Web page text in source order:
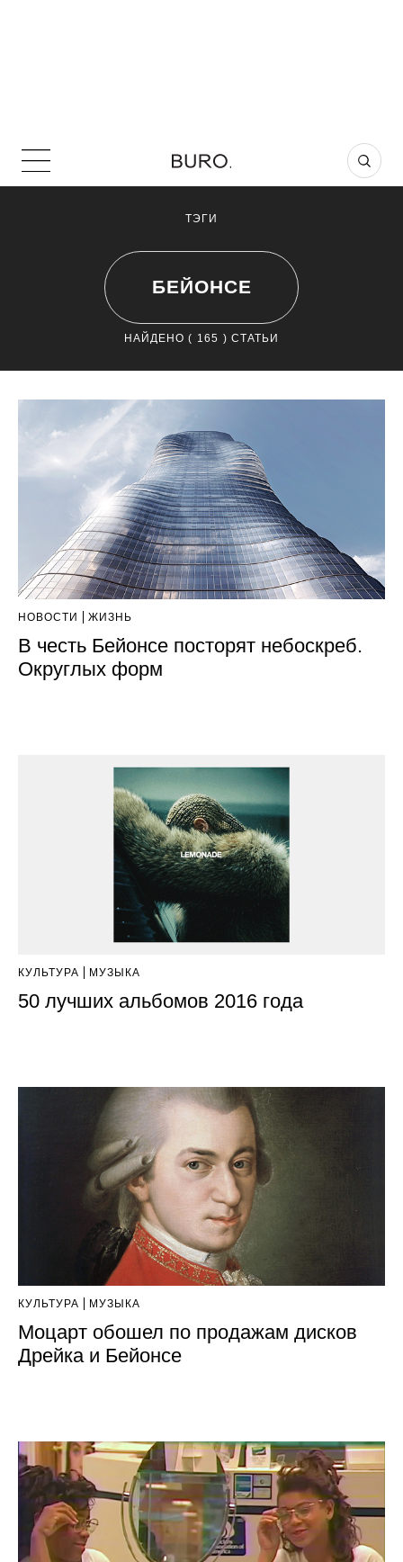
ТЭГИ
БЕЙОНСЕ
НАЙДЕНО ( 165 ) СТАТЬИ
НОВОСТИ ЖИЗНЬ
В честь Бейонсе посторят небоскреб.
Округлых форм
КУЛЬТУРА МУЗЫКА
50 лучших альбомов 2016 года
КУЛЬТУРА МУЗЫКА
Моцарт обошел по продажам дисков
Дрейка и Бейонсе